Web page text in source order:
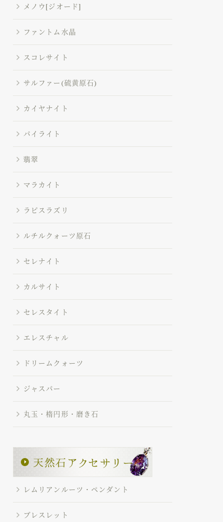
メノウ[ジオード]
ファントム水晶
スコレサイト
サルファー(硫黄原石)
カイヤナイト
パイライト
翡翠
マラカイト
ラピスラズリ
ルチルクォーツ原石
セレナイト
カルサイト
セレスタイト
エレスチャル
ドリームクォーツ
ジャスパー
丸玉・楕円形・磨き石
レムリアンルーツ・ペンダント
ブレスレット